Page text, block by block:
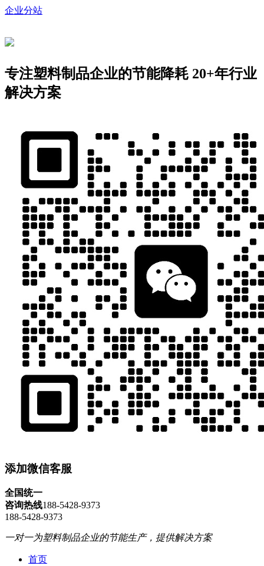
企业分站
专注塑料制品企业的节能降耗 20+年行业
解决方案
添加微信客服
全国统一
咨询热线188-5428-9373
188-5428-9373
一对一为塑料制品企业的节能生产，提供解决方案
首页